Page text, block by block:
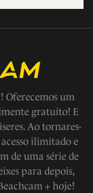
Oferecemos um
gratuito! E
Ao tornares-
ilimitado e
de uma série de
para depois,
+ hoje!